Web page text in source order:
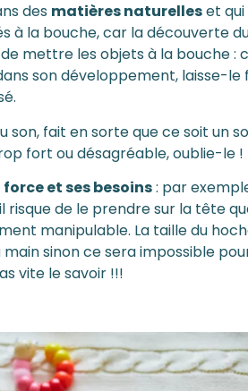
des matières naturelleset
à la bouche, car la découverte
mettre les objets à la bouche :
son développement, laisse-
son, fait en sorte que ce soit un
fort ou désagréable, oublie-le !
et ses besoins: par
risque de le prendre sur la tête
manipulable. La taille du
sinon ce sera impossible
vite le savoir !!!